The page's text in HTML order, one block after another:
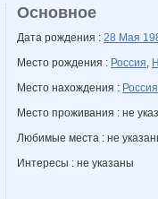
Основное
Дата рождения : 28 Мая
Место рождения : Россия,
Место нахождения : Россия
Место проживания : не
Любимые места : не
Интересы : не указаны